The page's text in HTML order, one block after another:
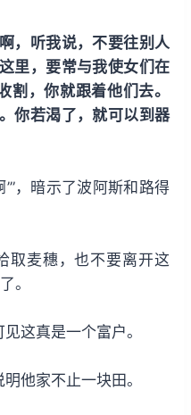
，听我说，不要往别人
里，要常与我使女们在
，你就跟着他们去。
你若渴了，就可以到器
，暗示了波阿斯和路得
取麦穗，也不要离开这
。
这真是一个富户。
他家不止一块田。